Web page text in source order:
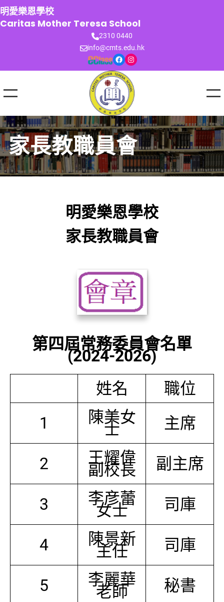
跳
至
主
明愛樂恩學校
Caritas Mother Teresa School
2310 0440
info@cmts.edu.hk
Facebook Instagram
家長教職員會
明愛樂恩學校
家長教職員會
第四屆常務委員會名單
(2024-2026)
姓名
職位
1
陳美女
士 主席
2 王耀偉
副校長 副主席
3 李彦蕾
女士 司庫
4 陳景新
主任 司庫
5 李麗華
老師 秘書